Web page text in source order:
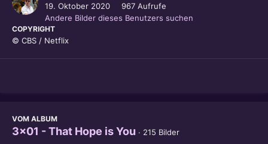
19. Oktober 2020
967 Aufrufe
Andere Bilder dieses Benutzers suchen
COPYRIGHT
© CBS / Netflix
VOM ALBUM
3x01 - That Hope is You · 215 Bilder